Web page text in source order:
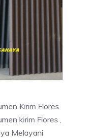
Kirim Flores
kirim Flores ,
Melayani